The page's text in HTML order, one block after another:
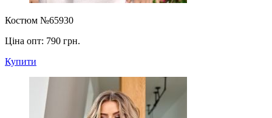
Костюм №65930
Ціна опт: 790 грн.
Купити